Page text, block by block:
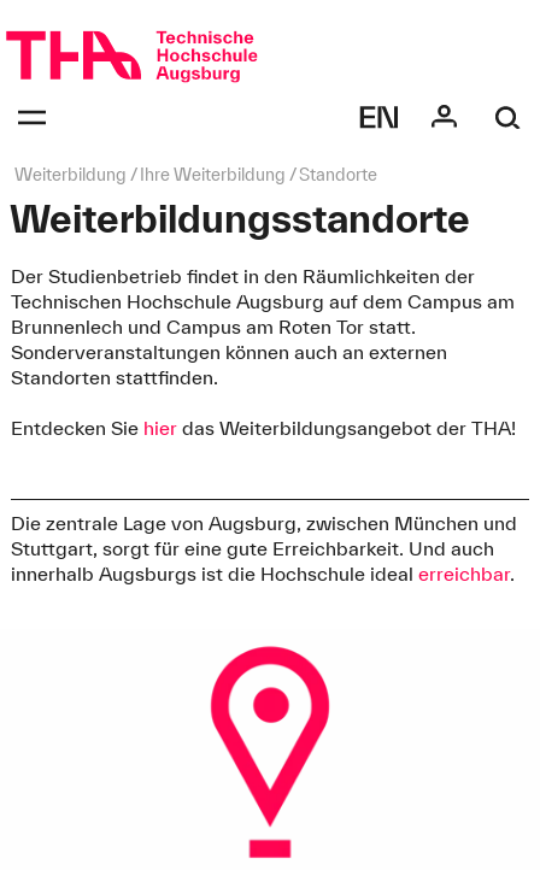
überspringen
bestätigen
des
Seitenpfad:
Weiterbildung Ihre Weiterbildung Standorte
Weiterbildungsstandorte
Der Studienbetrieb findet in den Räumlichkeiten der
Technischen Hochschule Augsburg auf dem Campus am
Brunnenlech und Campus am Roten Tor statt.
Sonderveranstaltungen können auch an externen
Standorten stattfinden.
Entdecken Sie hierdas Weiterbildungsangebot der THA!
Die zentrale Lage von Augsburg, zwischen München und
Stuttgart, sorgt für eine gute Erreichbarkeit. Und auch
innerhalb Augsburgs ist die Hochschule ideal erreichbar.